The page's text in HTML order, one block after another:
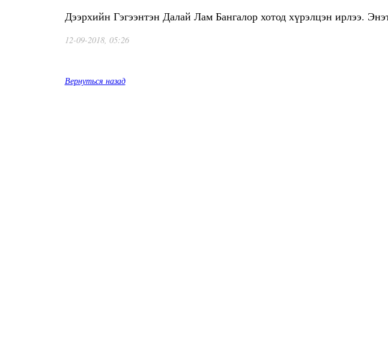
Дээрхийн Гэгээнтэн Далай Лам Бангалор хотод хүрэлцэн ирлээ.
12-09-2018, 05:26
Вернуться назад